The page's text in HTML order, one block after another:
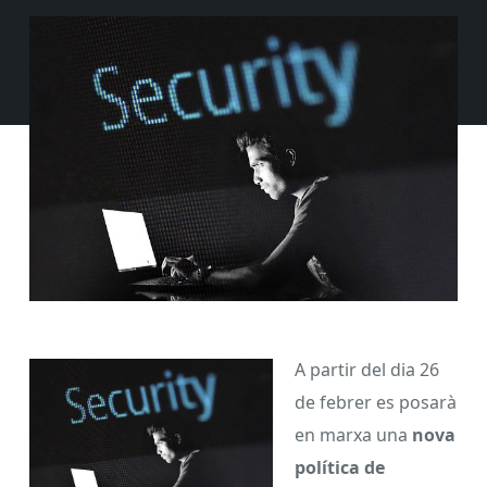
A partir del dia 26
de febrer es posarà
en marxa una nova
política de